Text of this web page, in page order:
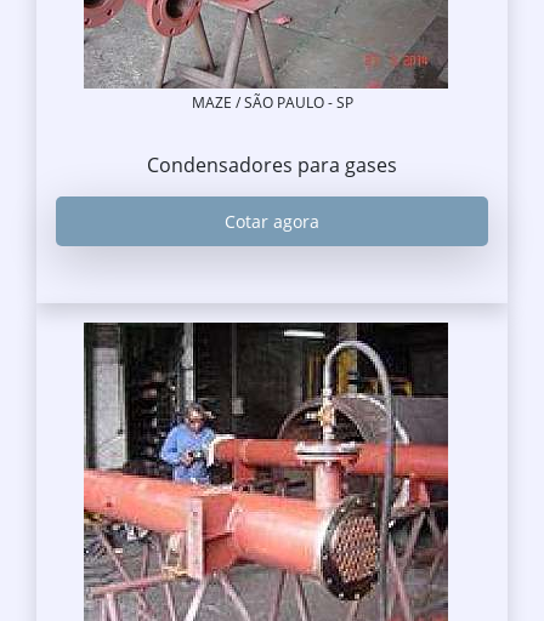
MAZE / SÃO PAULO - SP
Condensadores para gases
Cotar agora